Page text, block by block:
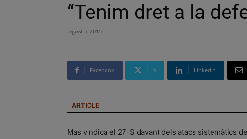
“Tenim dret a la
agost 5, 2015
Facebook X Linkedin
ARTICLE
Mas vindica el 27-S davant dels atacs sistemàtics